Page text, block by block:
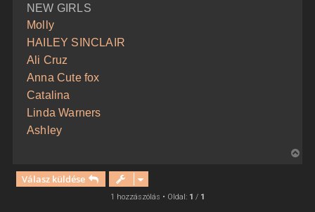
NEW GIRLS
Molly
HAILEY SINCLAIR
Ali Cruz
Anna Cute fox
Catalina
Linda Warners
Ashley
Válasz küldése
1 hozzászólás • Oldal: 1 / 1